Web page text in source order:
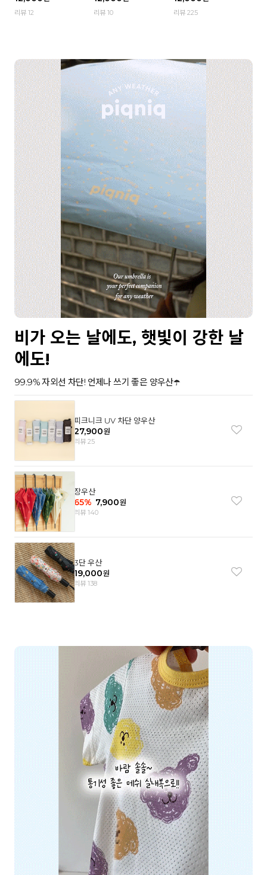
리뷰 12 리뷰 10 리뷰 225
비가 오는 날에도, 햇빛이 강한 날
에도!
99.9% 자외선 차단! 언제나 쓰기 좋은 양우산☂️
피크니크 UV 차단 양우산
27,900원
리뷰 25
장우산
65% 7,900원
리뷰 140
3단 우산
19,000원
리뷰 138